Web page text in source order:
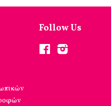
Follow Us
Facebook